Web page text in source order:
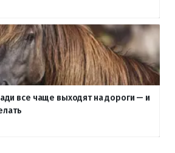
все чаще выходят на дороги — и